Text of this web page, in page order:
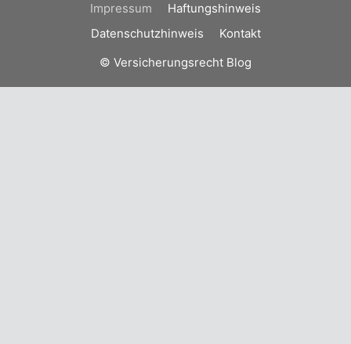
Impressum
Haftungshinweis
Datenschutzhinweis
Kontakt
© Versicherungsrecht Blog